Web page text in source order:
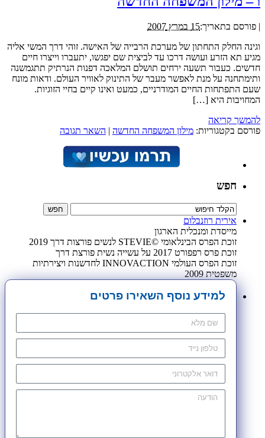
| פורסם בתאריך:15 במרץ 2007
וגינה החלק התחתון של מערכת הרבייה של האישה. זוהי דרך המשי אליה
מגיע תא הזרע ועושה דרכו עד לביצית שם יפגשו, יתעברו וייצרו חיים
חדשים. כעבור תשעה ירחים תושלם המלאכה דפנות הנרתיק תתגמשנה
ותימתחנה על מנת לאפשר מעבר של התינוק לאוויר העולם. ודאות מונח
שעם התפתחות החיים המודרניים, כמעט ואינו קיים בחיי הזוגיות.
המחויבות היא […]
להמשך קריאה
פורסם בקטגוריות: מילון המשפחה החדשה | השאר תגובה
חפש
אירית רוזנבלום
מייסדת ומנכלית הארגון
זוכת הפרס הבינלאומי ©STEVIE לנשים פורצות דרך 2019
זוכת פרס רפפורט 2017 על עשייה נשית פורצת דרך
זוכת הפרס העולמי INNOVACTION לחדשנות ויצירתיות
משפטית 2009
למידע נוסף השאירו פרטים